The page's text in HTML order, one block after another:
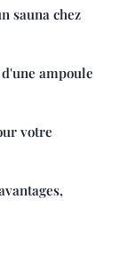
sauna chez
ampoule
votre